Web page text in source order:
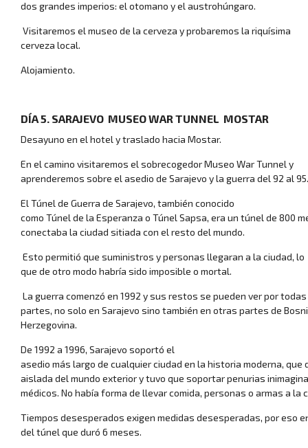
Grandes viajes por
dos grandes imperios: el otomano y el austrohúngaro.
Visitaremos el museo de la cerveza y probaremos la riquísima
cerveza local.
Alojamiento.
DÍA 5. SARAJEVO ­ MUSEO WAR TUNNEL ­ MOSTAR
Desayuno en el hotel y traslado hacia Mostar.
En el camino visitaremos el sobrecogedor Museo War Tunnel y
aprenderemos sobre el asedio de Sarajevo y la guerra del 92 al
El Túnel de Guerra de Sarajevo, también conocido
como Túnel de la Esperanza o Túnel Sapsa, era un túnel de 800
conectaba la ciudad sitiada con el resto del mundo.
Esto permitió que suministros y personas llegaran a la ciudad, lo
que de otro modo habría sido imposible o mortal.
La guerra comenzó en 1992 y sus restos se pueden ver por todas
partes, no solo en Sarajevo sino también en otras partes de
Herzegovina.
De 1992 a 1996, Sarajevo soportó el
asedio más largo de cualquier ciudad en la historia moderna,
aislada del mundo exterior y tuvo que soportar penurias
médicos. No había forma de llevar comida, personas o armas a la
Tiempos desesperados exigen medidas desesperadas, por eso
del túnel que duró 6 meses.